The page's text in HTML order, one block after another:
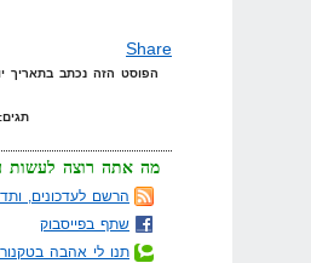
Share
הפוסט הזה נכתב בתאריך יום רביעי, 1 באוקטובר, 2008 בשעה
מה אתה רוצה לעשות
הרשם לעדכונים,
שתף בפייסבוק
תנו לי אהבה